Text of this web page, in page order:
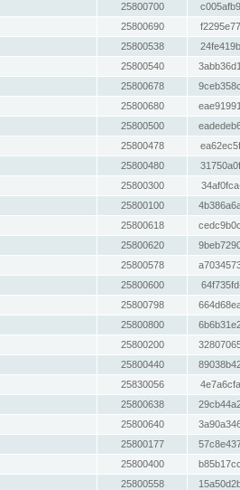
25800700
25800690
25800538
25800540
25800678
25800680
25800500
25800478
25800480
25800300
25800100
25800618
25800620
25800578
25800600
25800798
25800800
25800200
25800440
25830056
25800638
25800640
25800177
25800400
25800558